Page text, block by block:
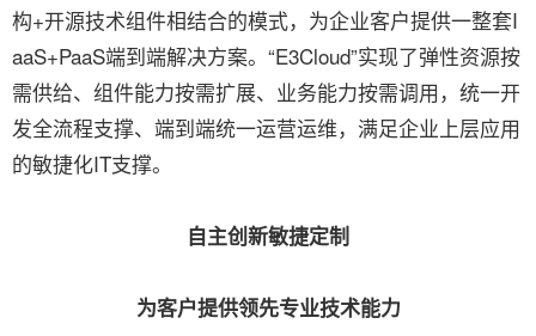
构+开源技术组件相结合的模式，为企业客户提供一整套I
aaS+PaaS端到端解决方案。“E3Cloud”实现了弹性资源按
需供给、组件能力按需扩展、业务能力按需调用，统一开
发全流程支撑、端到端统一运营运维，满足企业上层应用
的敏捷化IT支撑。
自主创新敏捷定制
为客户提供领先专业技术能力